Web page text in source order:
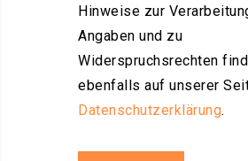
Hinweise zur
Angaben und zu
Widerspruchsrechten
ebenfalls auf unserer
Datenschutzerklärung.